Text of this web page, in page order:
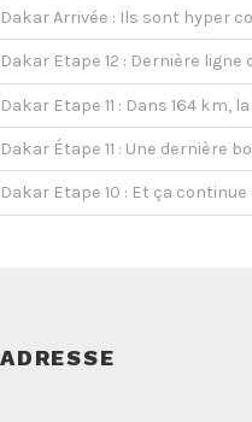
Dakar Arrivée : Ils sont hyper
Dakar Etape 12 : Dernière ligne
Dakar Etape 11 : Dans 164 km,
Dakar Étape 11 : Une dernière
Dakar Etape 10 : Et ça
ADRESSE